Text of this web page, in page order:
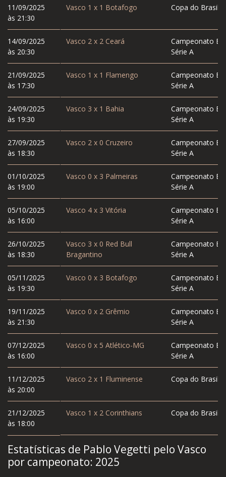
11/09/2025
às 21:30
14/09/2025
às 20:30
21/09/2025
às 17:30
24/09/2025
às 19:30
27/09/2025
às 18:30
01/10/2025
às 19:00
05/10/2025
às 16:00
26/10/2025
às 18:30
05/11/2025
às 19:30
19/11/2025
às 21:30
07/12/2025
às 16:00
11/12/2025
às 20:00
21/12/2025
às 18:00
Vasco 1 x 1 Botafogo Copa do Brasil
Vasco 2 x 2Ceará
Campeonato
Série A
Vasco 1 x 1 Flamengo
Campeonato
Série A
Vasco 3 x 1 Bahia
Campeonato
Série A
Vasco 2 x 0 Cruzeiro
Campeonato
Série A
Vasco 0 x 3 Palmeiras
Campeonato
Série A
Vasco 4 x 3 Vitória
Campeonato
Série A
Vasco 3 x 0 Red Bull
Bragantino
Campeonato
Série A
Vasco 0 x 3 Botafogo
Campeonato
Série A
Vasco 0 x 2Grêmio
Campeonato
Série A
Vasco 0 x 5 Atlético-MG
Campeonato
Série A
Vasco 2 x 1 Fluminense Copa do Brasil
Vasco 1 x 2Corinthians Copa do Brasil
Estatísticas de Pablo Vegetti pelo Vasco
por campeonato: 2025